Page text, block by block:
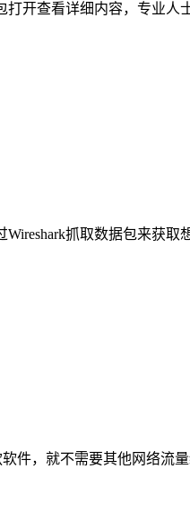
开查看详细内容，专业人
抓取数据包来获取
，就不需要其他网络流